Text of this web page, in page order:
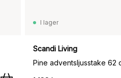
I lager
Scandi Living
Pine adventsljusstake 62